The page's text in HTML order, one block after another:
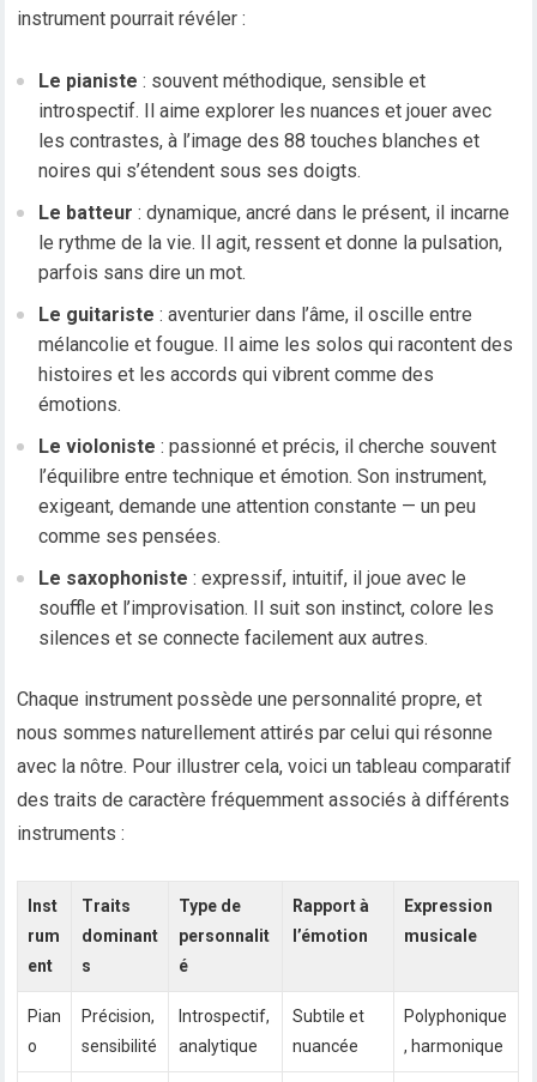
instrument pourrait révéler :
Le pianiste : souvent méthodique, sensible et
introspectif. Il aime explorer les nuances et jouer avec
les contrastes, à l’image des 88 touches blanches et
noires qui s’étendent sous ses doigts.
Le batteur : dynamique, ancré dans le présent, il incarne
le rythme de la vie. Il agit, ressent et donne la pulsation,
parfois sans dire un mot.
Le guitariste : aventurier dans l’âme, il oscille entre
mélancolie et fougue. Il aime les solos qui racontent des
histoires et les accords qui vibrent comme des
émotions.
Le violoniste : passionné et précis, il cherche souvent
l’équilibre entre technique et émotion. Son instrument,
exigeant, demande une attention constante — un peu
comme ses pensées.
Le saxophoniste : expressif, intuitif, il joue avec le
souffle et l’improvisation. Il suit son instinct, colore les
silences et se connecte facilement aux autres.
Chaque instrument possède une personnalité propre, et
nous sommes naturellement attirés par celui qui résonne
avec la nôtre. Pour illustrer cela, voici un tableau comparatif
des traits de caractère fréquemment associés à différents
instruments :
Inst
rum
ent
Traits
dominant
s
Type de
personnalit
é
Rapport à
l’émotion
Expression
musicale
Pian
o
Précision,
sensibilité
Introspectif,
analytique
Subtile et
nuancée
Polyphonique
, harmonique